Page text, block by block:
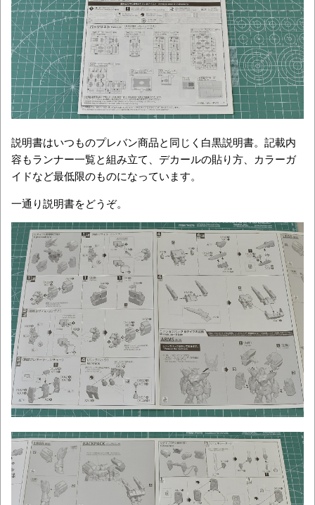
説明書はいつものプレバン商品と同じく白黒説明書。記載内
容もランナー一覧と組み立て、デカールの貼り方、カラーガ
イドなど最低限のものになっています。
一通り説明書をどうぞ。